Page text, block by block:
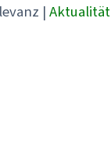
| Aktualität